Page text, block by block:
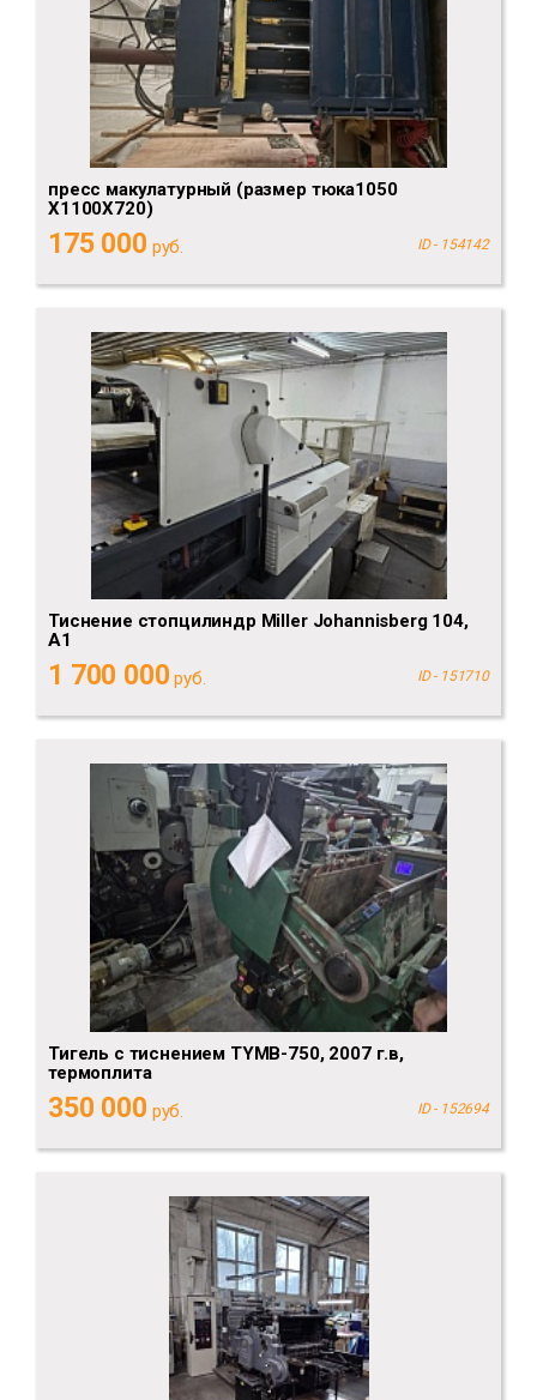
пресс макулатурный (размер тюка1050
Х1100Х720)
175 000 руб. ID - 154142
Тиснение стопцилиндр Miller Johannisberg 104,
А1
1 700 000 руб. ID - 151710
Тигель с тиснением TYMB-750, 2007 г.в,
термоплита
350 000 руб. ID - 152694